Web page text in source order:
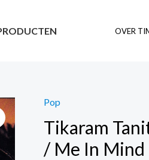
OVER
Pop
Tikaram
/ Me In Mind